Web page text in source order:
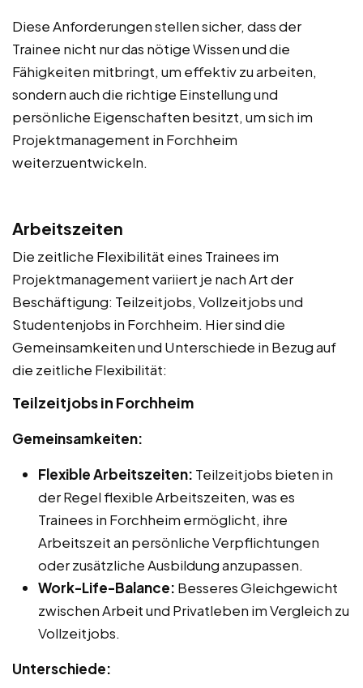
Diese Anforderungen stellen sicher, dass der
Trainee nicht nur das nötige Wissen und die
Fähigkeiten mitbringt, um effektiv zu arbeiten,
sondern auch die richtige Einstellung und
persönliche Eigenschaften besitzt, um sich im
Projektmanagement in Forchheim
weiterzuentwickeln.
Arbeitszeiten
Die zeitliche Flexibilität eines Trainees im
Projektmanagement variiert je nach Art der
Beschäftigung: Teilzeitjobs, Vollzeitjobs und
Studentenjobs in Forchheim. Hier sind die
Gemeinsamkeiten und Unterschiede in Bezug auf
die zeitliche Flexibilität:
Teilzeitjobs in Forchheim
Gemeinsamkeiten:
Flexible Arbeitszeiten: Teilzeitjobs bieten in
der Regel flexible Arbeitszeiten, was es
Trainees in Forchheim ermöglicht, ihre
Arbeitszeit an persönliche Verpflichtungen
oder zusätzliche Ausbildung anzupassen.
Work-Life-Balance: Besseres Gleichgewicht
zwischen Arbeit und Privatleben im Vergleich zu
Vollzeitjobs.
Unterschiede: